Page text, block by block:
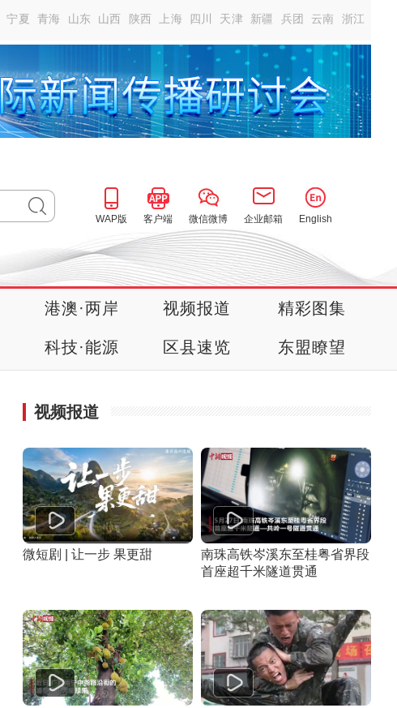
宁夏 青海 山东 山西 陕西 上海 四川 天津 新疆 兵团 云南 浙江
WAP版 客户端 微信微博 企业邮箱 English
港澳·两岸 视频报道 精彩图集
科技·能源 区县速览 东盟瞭望
视频报道
微短剧 | 让一步 果更甜
南珠高铁岑溪东至桂粤省界段
首座超千米隧道贯通